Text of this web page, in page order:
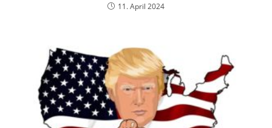
11. April 2024